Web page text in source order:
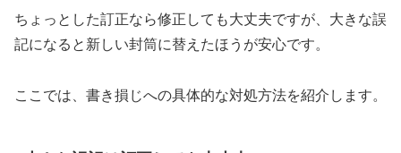
ちょっとした訂正なら修正しても大丈夫ですが、大きな誤
記になると新しい封筒に替えたほうが安心です。
ここでは、書き損じへの具体的な対処方法を紹介します。